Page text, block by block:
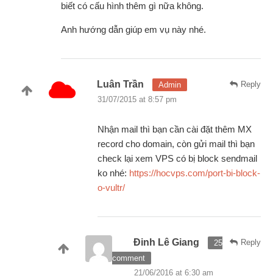
biết có cấu hình thêm gì nữa không.
Anh hướng dẫn giúp em vụ này nhé.
Reply
Luân Trần
Admin
31/07/2015 at 8:57 pm
Nhận mail thì bạn cần cài đặt thêm MX
record cho domain, còn gửi mail thì bạn
check lại xem VPS có bị block sendmail
ko nhé: https://hocvps.com/port-bi-block-
o-vultr/
Reply
Đinh Lê Giang
25
comment
21/06/2016 at 6:30 am